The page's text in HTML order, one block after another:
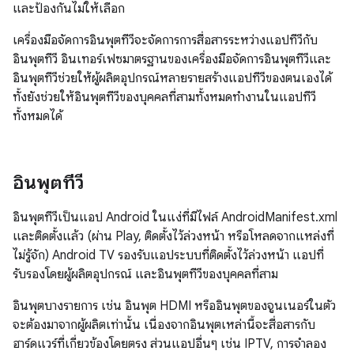
และป้องกันไม่ให้เลือก
เครื่องมือจัดการอินพุตทีวีจะจัดการการสื่อสารระหว่างแอปทีวีกับ
อินพุตทีวี อินเทอร์เฟซมาตรฐานของเครื่องมือจัดการอินพุตทีวีและ
อินพุตทีวีช่วยให้ผู้ผลิตอุปกรณ์หลายรายสร้างแอปทีวีของตนเองได้
ทั้งยังช่วยให้อินพุตทีวีของบุคคลที่สามทั้งหมดทำงานในแอปทีวี
ทั้งหมดได้
อินพุตทีวี
อินพุตทีวีเป็นแอป Android ในแง่ที่มีไฟล์ AndroidManifest.xml
และติดตั้งแล้ว (ผ่าน Play, ติดตั้งไว้ล่วงหน้า หรือโหลดจากแหล่งที่
ไม่รู้จัก) Android TV รองรับแอประบบที่ติดตั้งไว้ล่วงหน้า แอปที่
รับรองโดยผู้ผลิตอุปกรณ์ และอินพุตทีวีของบุคคลที่สาม
อินพุตบางรายการ เช่น อินพุต HDMI หรืออินพุตของจูนเนอร์ในตัว
จะต้องมาจากผู้ผลิตเท่านั้น เนื่องจากอินพุตเหล่านี้จะสื่อสารกับ
ฮาร์ดแวร์ที่เกี่ยวข้องโดยตรง ส่วนแอปอื่นๆ เช่น IPTV, การจำลอง